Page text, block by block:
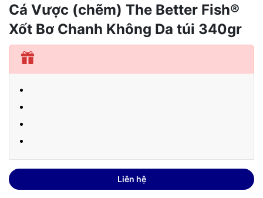
Cá Vược (chẽm) The Better Fish®
Xốt Bơ Chanh Không Da túi 340gr
Liên hệ